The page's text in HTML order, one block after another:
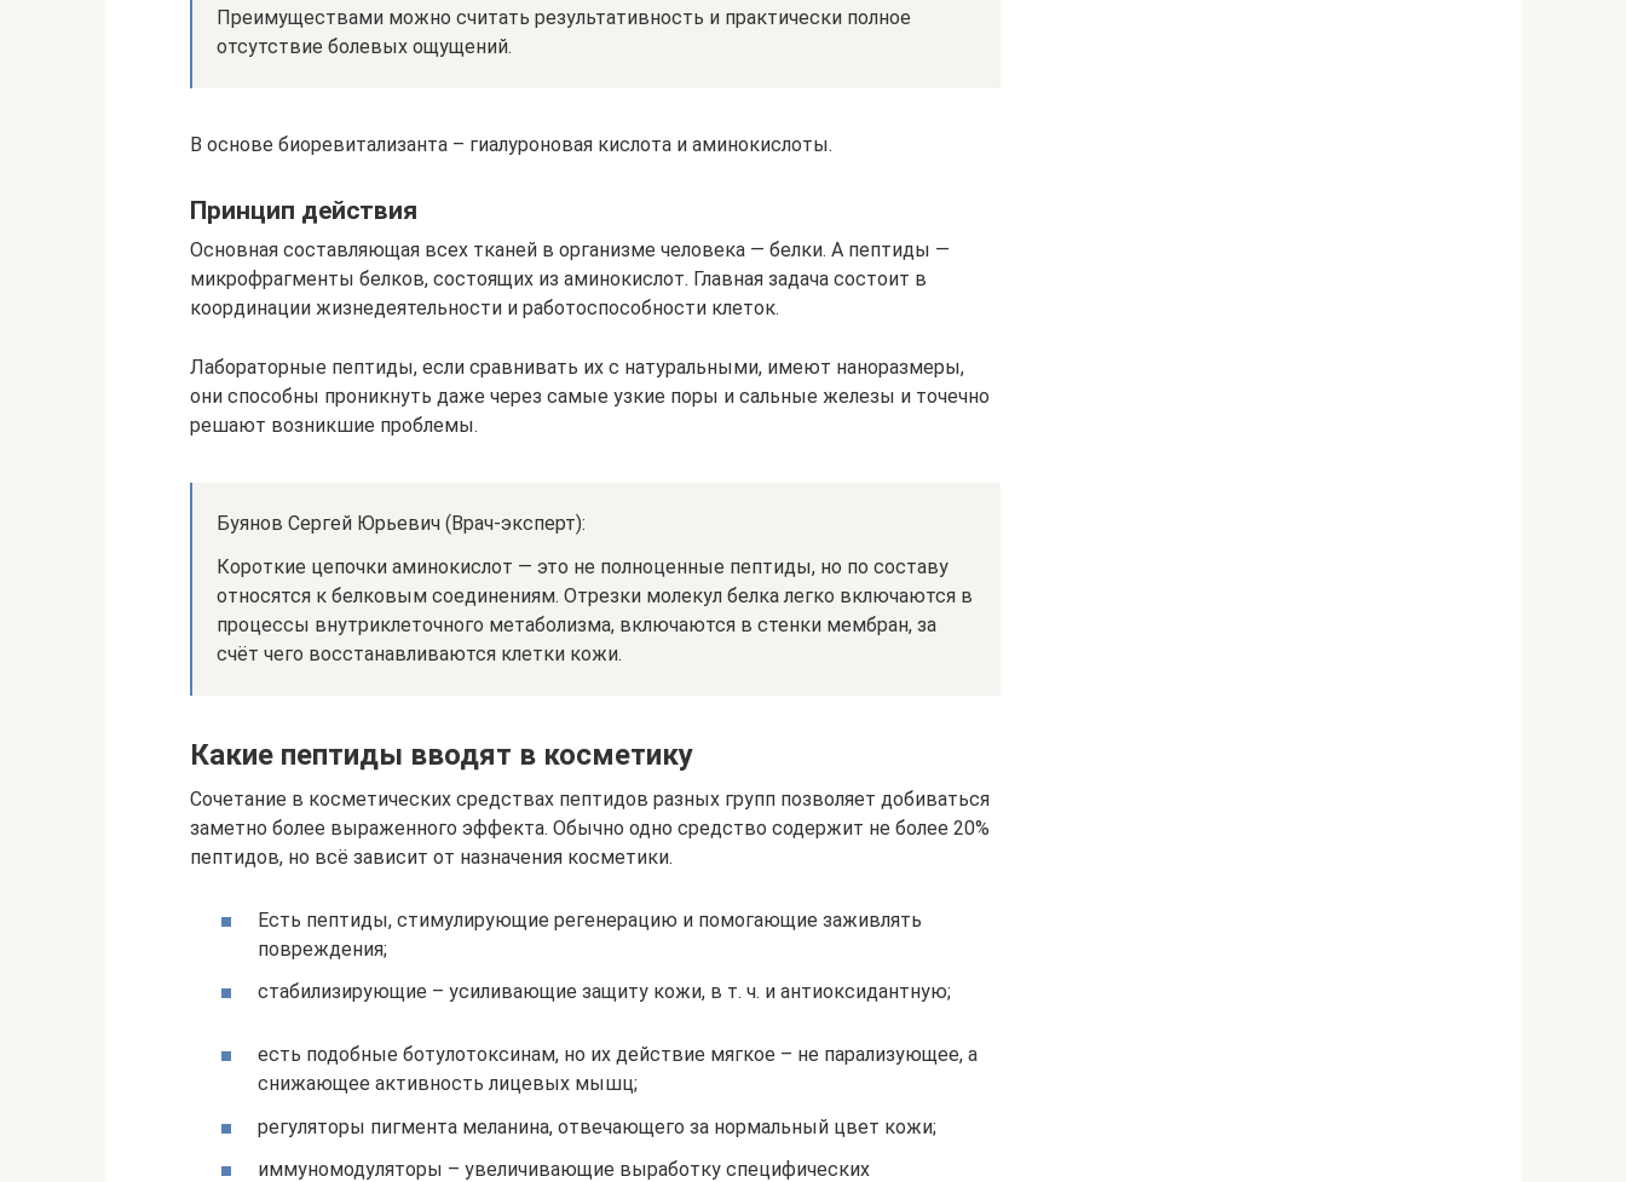
Преимуществами можно считать результативность и практически полное
отсутствие болевых ощущений.
В основе биоревитализанта – гиалуроновая кислота и аминокислоты.
Принцип действия
Основная составляющая всех тканей в организме человека — белки. А пептиды —
микрофрагменты белков, состоящих из аминокислот. Главная задача состоит в
координации жизнедеятельности и работоспособности клеток.
Лабораторные пептиды, если сравнивать их с натуральными, имеют наноразмеры,
они способны проникнуть даже через самые узкие поры и сальные железы и точечно
решают возникшие проблемы.
Буянов Сергей Юрьевич (Врач-эксперт):
Короткие цепочки аминокислот — это не полноценные пептиды, но по составу
относятся к белковым соединениям. Отрезки молекул белка легко включаются в
процессы внутриклеточного метаболизма, включаются в стенки мембран, за
счёт чего восстанавливаются клетки кожи.
Какие пептиды вводят в косметику
Сочетание в косметических средствах пептидов разных групп позволяет добиваться
заметно более выраженного эффекта. Обычно одно средство содержит не более 20%
пептидов, но всё зависит от назначения косметики.
Есть пептиды, стимулирующие регенерацию и помогающие заживлять
повреждения;
стабилизирующие – усиливающие защиту кожи, в т. ч. и антиоксидантную;
есть подобные ботулотоксинам, но их действие мягкое – не парализующее, а
снижающее активность лицевых мышц;
регуляторы пигмента меланина, отвечающего за нормальный цвет кожи;
иммуномодуляторы – увеличивающие выработку специфических